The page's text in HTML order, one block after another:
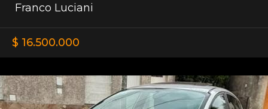
Franco Luciani
$ 16.500.000